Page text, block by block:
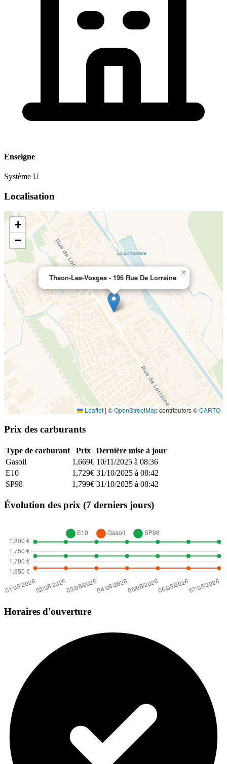
Enseigne
Système U
Localisation
Thaon-Les-Vosges - 196 Rue De Lorraine
×
+
−
Leaflet | ©OpenStreetMapcontributors ©CARTO
Prix des carburants
Type de carburant Prix
Dernière mise à jour
Gasoil
1,669€ 10/11/2025 à 08:36
E10
1,729€ 31/10/2025 à 08:42
SP98
1,799€ 31/10/2025 à 08:42
Évolution des prix (7 derniers jours)
Horaires d'ouverture